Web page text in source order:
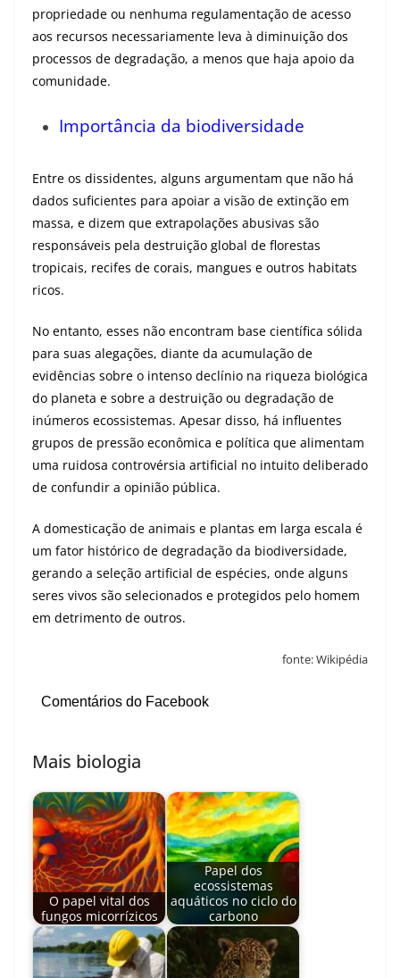
propriedade ou nenhuma regulamentação de acesso
aos recursos necessariamente leva à diminuição dos
processos de degradação, a menos que haja apoio da
comunidade.
Importância da biodiversidade
Entre os dissidentes, alguns argumentam que não há
dados suficientes para apoiar a visão de extinção em
massa, e dizem que extrapolações abusivas são
responsáveis pela destruição global de florestas
tropicais, recifes de corais, mangues e outros habitats
ricos.
No entanto, esses não encontram base científica sólida
para suas alegações, diante da acumulação de
evidências sobre o intenso declínio na riqueza biológica
do planeta e sobre a destruição ou degradação de
inúmeros ecossistemas. Apesar disso, há influentes
grupos de pressão econômica e política que alimentam
uma ruidosa controvérsia artificial no intuito deliberado
de confundir a opinião pública.
A domesticação de animais e plantas em larga escala é
um fator histórico de degradação da biodiversidade,
gerando a seleção artificial de espécies, onde alguns
seres vivos são selecionados e protegidos pelo homem
em detrimento de outros.
fonte:Wikipédia
Comentários do Facebook
Mais biologia
O papel vital dos
fungos micorrízicos
Papel dos
ecossistemas
aquáticos no ciclo do
carbono